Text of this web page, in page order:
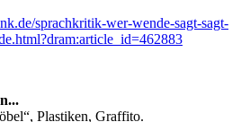
sprachkritik-wer-wende-sagt-sagt-
Plastiken, Graffito.